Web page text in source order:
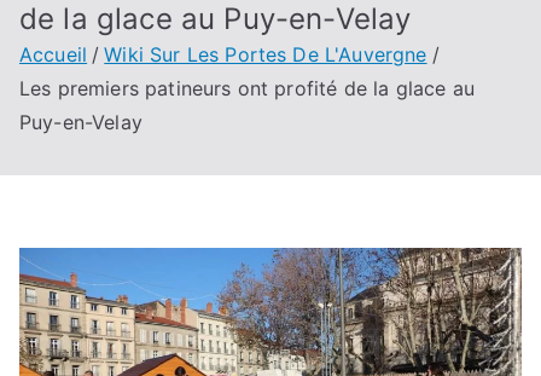
de la glace au Puy-en-Velay
Accueil
Wiki Sur Les Portes De L'Auvergne
Les premiers patineurs ont profité de la glace au
Puy-en-Velay